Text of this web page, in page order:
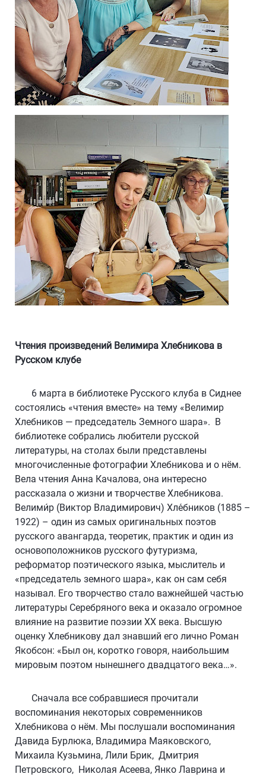
Чтения произведений Велимира Хлебникова в
Русском клубе
6 марта в библиотеке Русского клуба в Сиднее
состоялись «чтения вместе» на тему «Велимир
Хлебников — председатель Земного шара». В
библиотеке собрались любители русской
литературы, на столах были представлены
многочисленные фотографии Хлебникова и о нём.
Вела чтения Анна Качалова, она интересно
рассказала о жизни и творчестве Хлебникова.
Велими́р (Виктор Владимирович) Хле́бников (1885 –
1922) – один из самых оригинальных поэтов
русского авангарда, теоретик, практик и один из
основоположников русского футуризма,
реформатор поэтического языка, мыслитель и
«председатель земного шара», как он сам себя
называл. Его творчество стало важнейшей частью
литературы Серебряного века и оказало огромное
влияние на развитие поэзии ХХ века. Высшую
оценку Хлебникову дал знавший его лично Роман
Якобсон: «Был он, коротко говоря, наибольшим
мировым поэтом нынешнего двадцатого века…».
Сначала все собравшиеся прочитали
воспоминания некоторых современников
Хлебникова о нём. Мы послушали воспоминания
Давида Бурлюка, Владимира Маяковского,
Михаила Кузьмина, Лили Брик, Дмитрия
Петровского, Николая Асеева, Янко Лаврина и